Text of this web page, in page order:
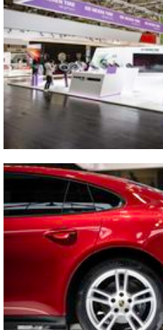
2022 2022 The Tire Cologne